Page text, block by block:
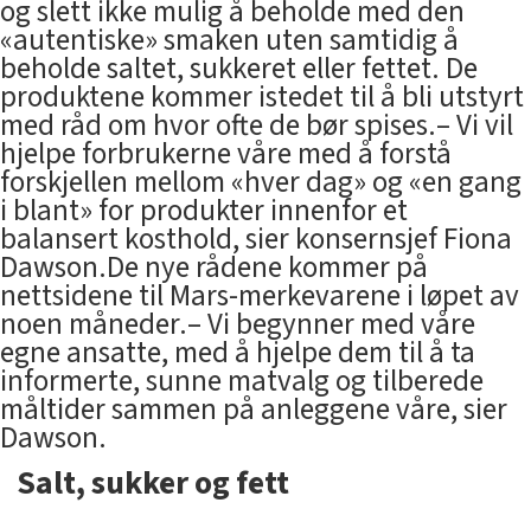
og slett ikke mulig å beholde med den
«autentiske» smaken uten samtidig å
beholde saltet, sukkeret eller fettet. De
produktene kommer istedet til å bli utstyrt
med råd om hvor ofte de bør spises.– Vi vil
hjelpe forbrukerne våre med å forstå
forskjellen mellom «hver dag» og «en gang
i blant» for produkter innenfor et
balansert kosthold, sier konsernsjef Fiona
Dawson.De nye rådene kommer på
nettsidene til Mars-merkevarene i løpet av
noen måneder.– Vi begynner med våre
egne ansatte, med å hjelpe dem til å ta
informerte, sunne matvalg og tilberede
måltider sammen på anleggene våre, sier
Dawson.
Salt, sukker og fett